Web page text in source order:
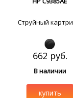
Струйный
662 руб.
В наличии
купить